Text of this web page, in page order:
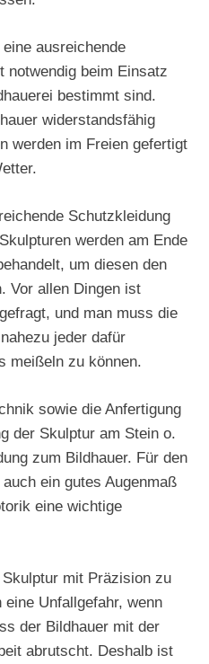
ausreichende
notwendig beim Einsatz
bestimmt sind.
widerstandsfähig
werden im Freien gefertigt
Schutzkleidung
werden am Ende
um diesen den
Vor allen Dingen ist
und man muss die
jeder dafür
meißeln zu können.
sowie die Anfertigung
der Skulptur am Stein o.
zum Bildhauer. Für den
ein gutes Augenmaß
eine wichtige
mit Präzision zu
Unfallgefahr, wenn
der Bildhauer mit der
abrutscht. Deshalb ist